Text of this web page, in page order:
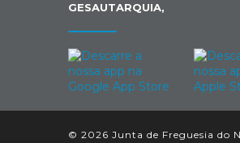
GESAUTARQUIA,
© 2026 Junta de Freguesia do